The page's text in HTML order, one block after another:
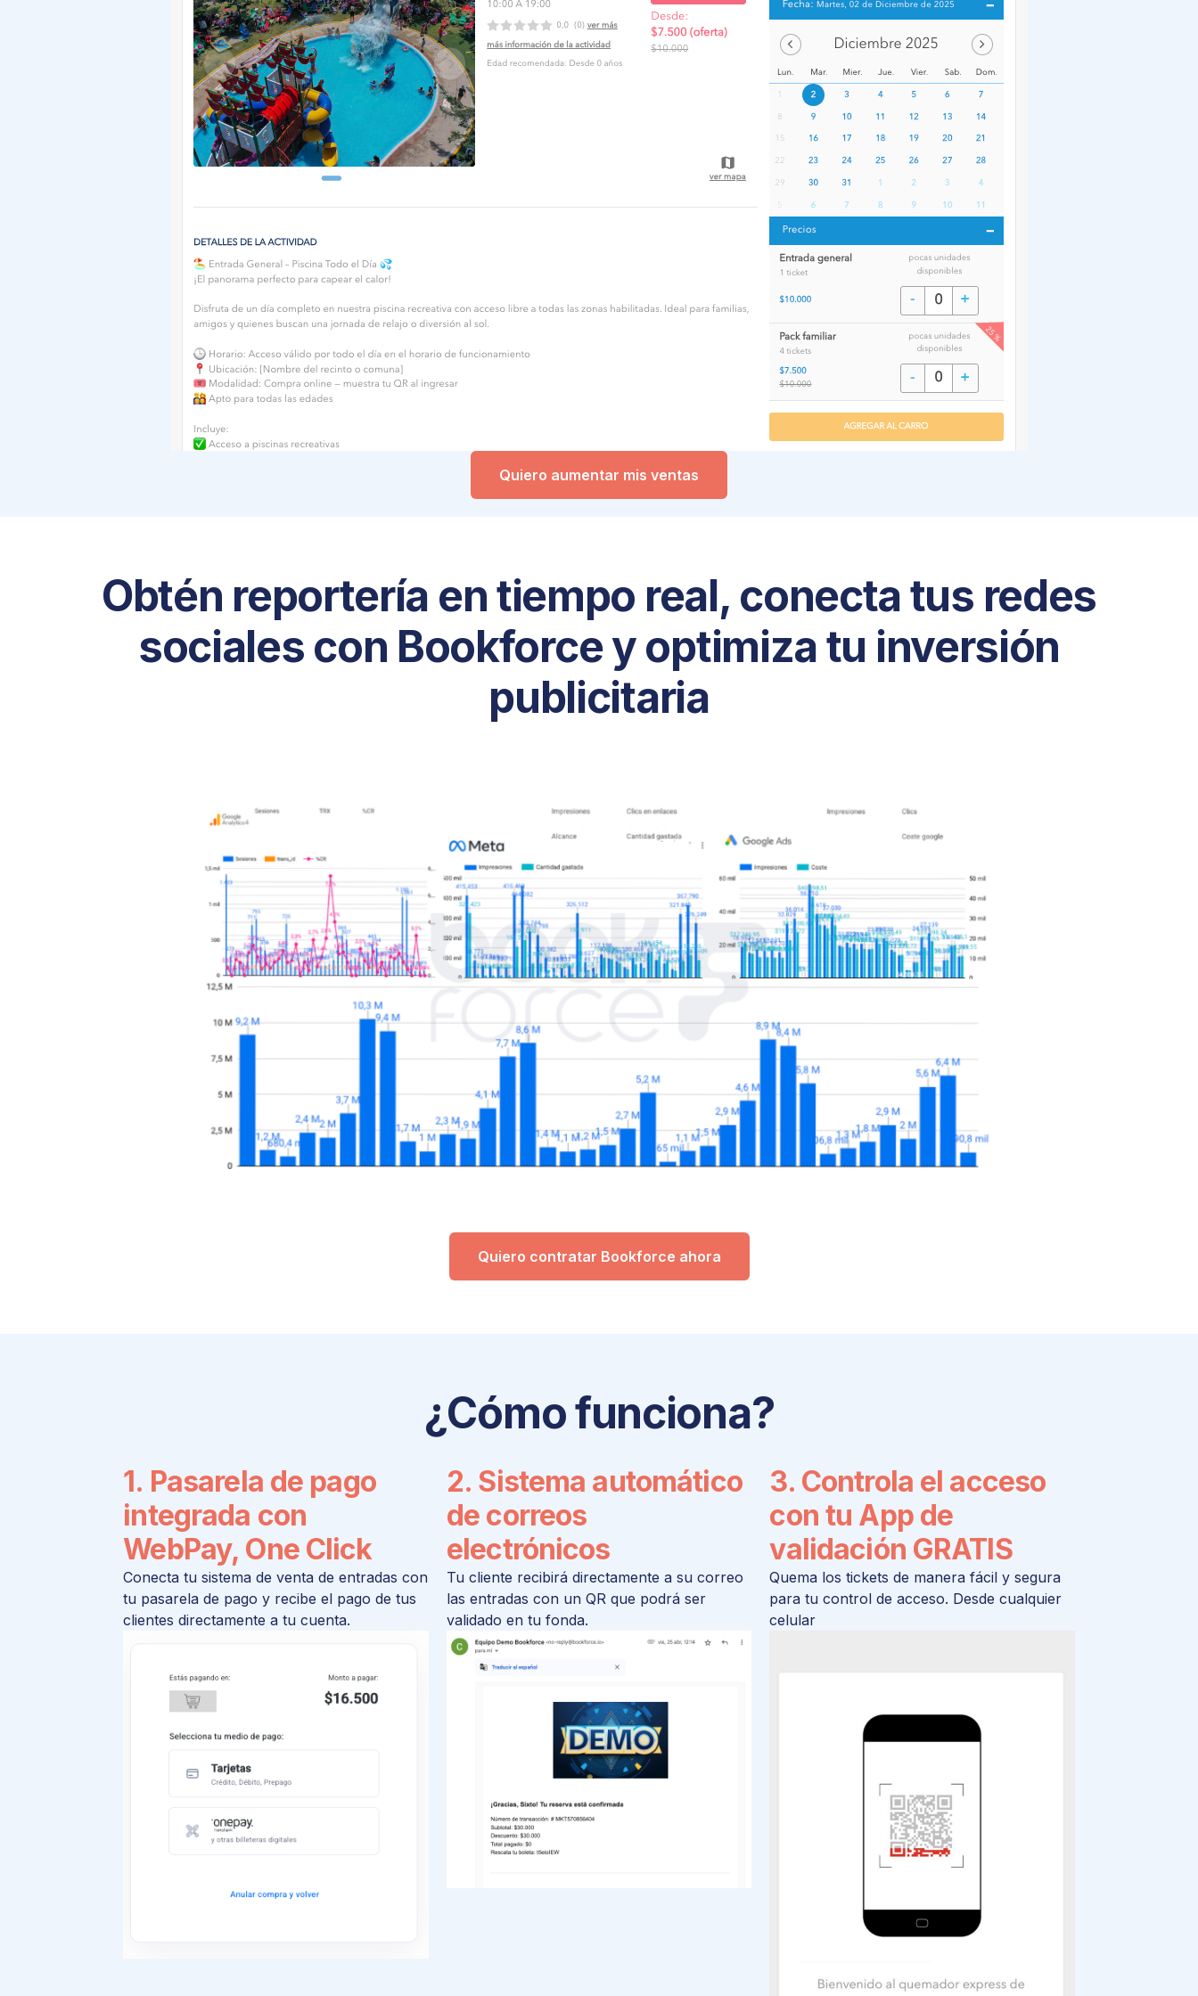
Quiero aumentar mis ventas
Obtén reportería en tiempo real, conecta tus redes
sociales con Bookforce y optimiza tu inversión
publicitaria
Quiero contratar Bookforce ahora
¿Cómo funciona?
1. Pasarela de pago
integrada con
WebPay, One Click
Conecta tu sistema de venta de entradas con
tu pasarela de pago y recibe el pago de tus
clientes directamente a tu cuenta.
2. Sistema automático
de correos
electrónicos​
Tu cliente recibirá directamente a su correo
las entradas con un QR que podrá ser
validado en tu fonda.
3. Controla el acceso
con tu App de
validación GRATIS
Quema los tickets de manera fácil y segura
para tu control de acceso. Desde cualquier
celular